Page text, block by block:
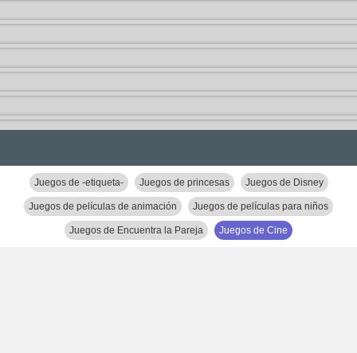
Juegos de -etiqueta- Juegos de princesas Juegos de Disney
Juegos de películas de animación Juegos de películas para niños
Juegos de Encuentra la Pareja Juegos de Cine